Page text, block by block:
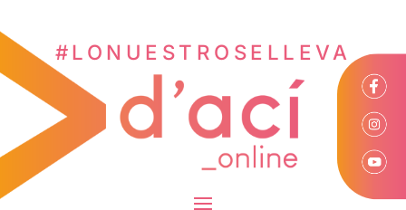
#LONUESTROSELLEVA